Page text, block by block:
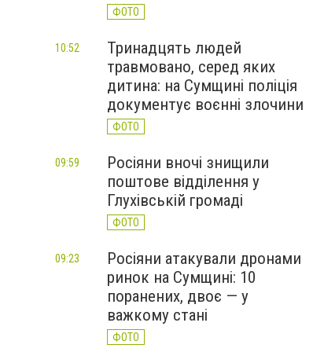
ФОТО
Тринадцять людей
травмовано, серед яких
дитина: на Сумщині поліція
документує воєнні злочини
ФОТО
10:52
Росіяни вночі знищили
поштове відділення у
Глухівській громаді
ФОТО
09:59
Росіяни атакували дронами
ринок на Сумщині: 10
поранених, двоє — у
важкому стані
ФОТО
09:23